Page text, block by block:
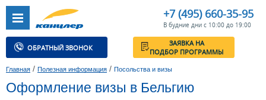
+7 (495) 660-35-95
В будние дни с 10:00 до 19:00
ОБРАТНЫЙ ЗВОНОК
ЗАЯВКА НА
ПОДБОР ПРОГРАММЫ
Главная / Полезная информация / Посольства и визы
Оформление визы в Бельгию